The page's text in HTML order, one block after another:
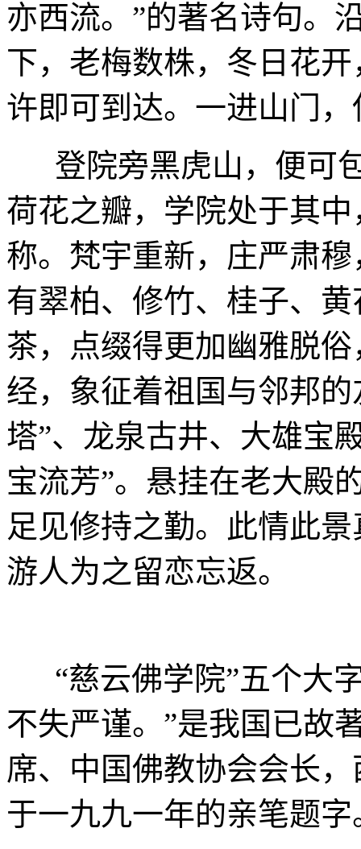
亦西流。”的著名诗句。
下，老梅数株，冬日花
许即可到达。一进山门
登院旁黑虎山，便可
荷花之瓣，学院处于其
称。梵宇重新，庄严肃
有翠柏、修竹、桂子、
茶，点缀得更加幽雅脱
经，象征着祖国与邻邦
塔”、龙泉古井、大雄宝
宝流芳”。悬挂在老大殿
足见修持之勤。此情此
游人为之留恋忘返。
“慈云佛学院”五个大
不失严谨。”是我国已故
席、中国佛教协会会长
于一九九一年的亲笔题